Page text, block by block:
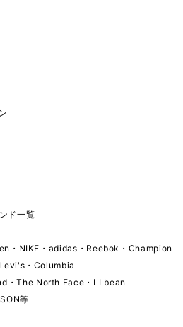
ド一覧
・NIKE・adidas・Reebok・Champion
・Columbia
・The North Face・LLbean
等